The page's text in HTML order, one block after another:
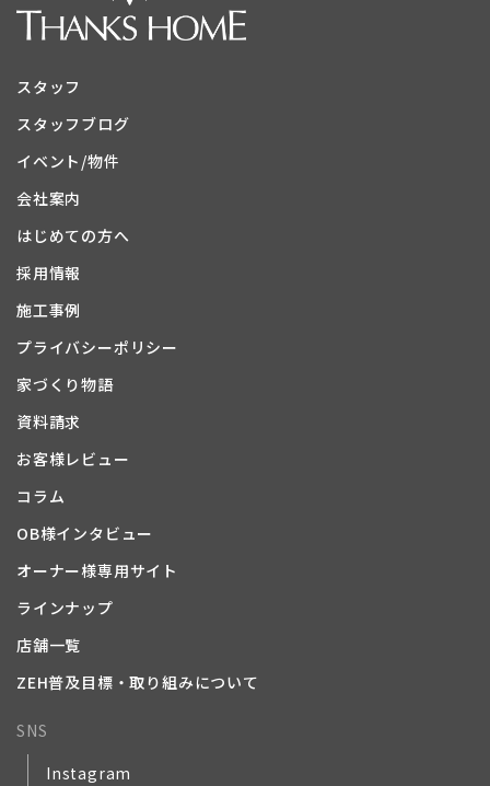
スタッフ
スタッフブログ
イベント/物件
会社案内
はじめての方へ
採用情報
施工事例
プライバシーポリシー
家づくり物語
資料請求
お客様レビュー
コラム
OB様インタビュー
オーナー様専用サイト
ラインナップ
店舗一覧
ZEH普及目標・取り組みについて
SNS
Instagram